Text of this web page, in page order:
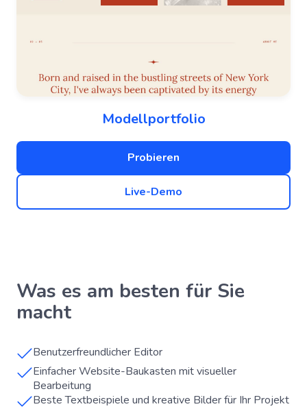
Modellportfolio
Probieren
Live-Demo
Was es am besten für Sie
macht
Benutzerfreundlicher Editor
Einfacher Website-Baukasten mit visueller
Bearbeitung
Beste Textbeispiele und kreative Bilder für Ihr Projekt